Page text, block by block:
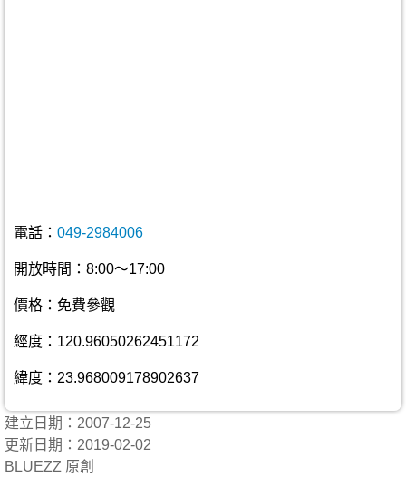
電話： 049-2984006
開放時間：8:00～17:00
價格：免費參觀
經度：120.96050262451172
緯度：23.968009178902637
建立日期：2007-12-25
更新日期：2019-02-02
BLUEZZ 原創